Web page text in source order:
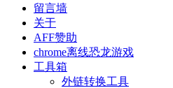
留言墙
关于
AFF赞助
chrome离线恐龙游戏
工具箱
外链转换工具